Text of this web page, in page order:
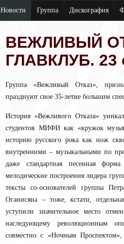
Новости Группа Дискография
ВЕЖЛИВЫЙ
ГЛАВКЛУБ. 23
Группа «Вежливый Отказ»,
празднуют свое 35-летие большим
История «Вежливого Отказа»
студентов МИФИ как «кружок
историю русского рока как нож
внутренними – музыкальными по
даже стандартная песенная
мелодические построения лидера
тексты со-основателей группы
Оганисяна – тоже, кстати,
уступили значительное место
наследующему революционным
совместно с «Ночным